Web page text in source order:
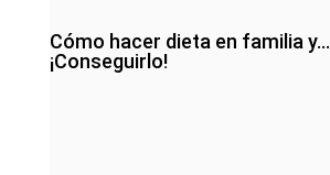
Cómo hacer dieta en familia y…
¡Conseguirlo!